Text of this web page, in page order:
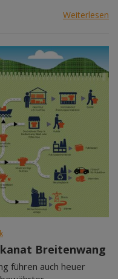
Weiterlesen
Breitenwang
führen auch heuer